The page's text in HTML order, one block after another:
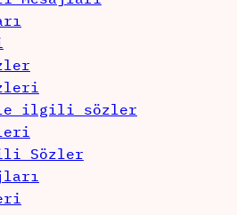
ilgili sözler
Sözler